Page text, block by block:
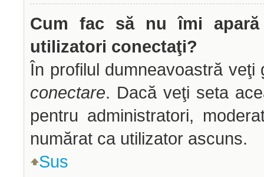
Cum fac să nu îmi
utilizatori conectaţi?
În profilul dumneavoastră
conectare. Dacă veţi seta
pentru administratori,
numărat ca utilizator ascuns.
Sus